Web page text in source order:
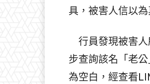
具，被害人信以
行員發現被害人
步查詢該名「老
為空白，經查看